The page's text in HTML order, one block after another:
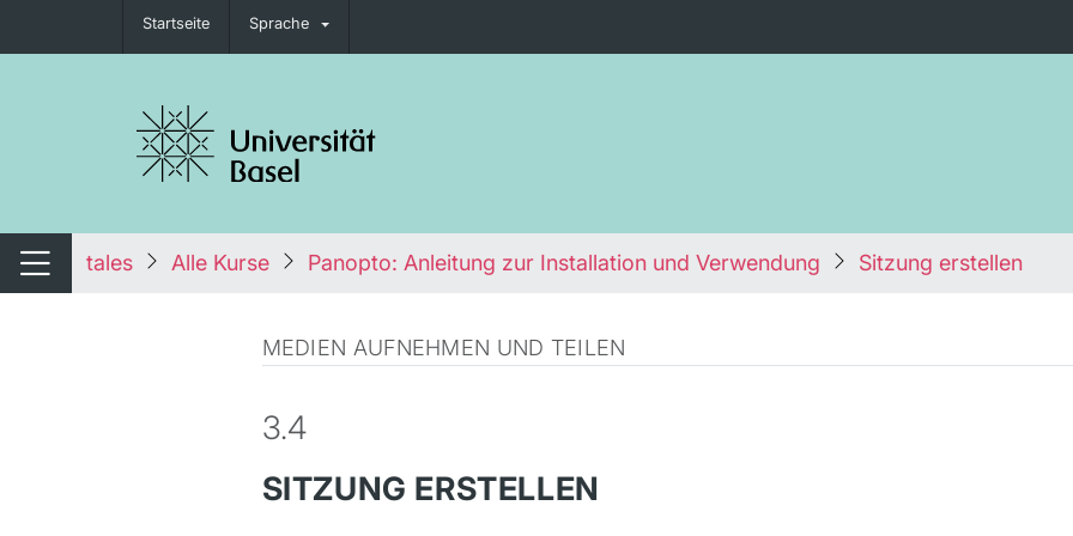
Startseite Sprache
umschalten
Navigation umschalten
tales Alle Kurse Panopto: Anleitung zur Installation und Verwendung Sitzung erstellen
MEDIEN AUFNEHMEN UND TEILEN
3.4
SITZUNG ERSTELLEN